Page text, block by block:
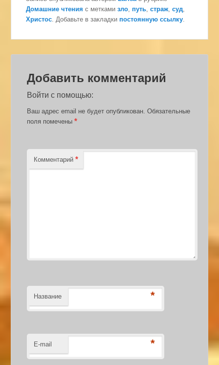
Домашние чтения с меткамизло путь ,страж ,суд
Христос . Добавьте в закладки постоянную ссылку
Добавить комментарий
Войти с помощью:
Ваш адрес email не будет опубликован. Обязательные
поля помечены*
Комментарий*
Название *
E-mail *